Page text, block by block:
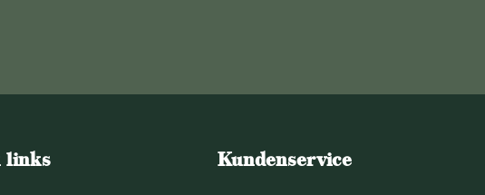
links Kundenservice